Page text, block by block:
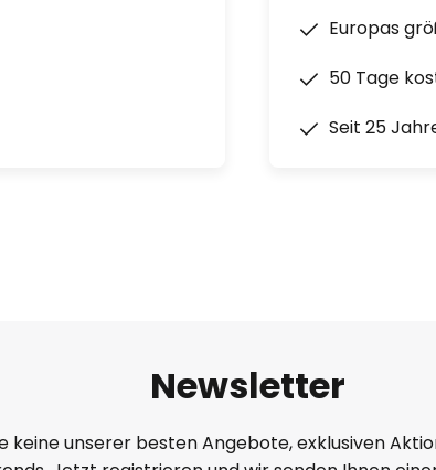
Europas
50 Tage
Seit 25
Newsletter
keine unserer besten Angebote, exklusiven